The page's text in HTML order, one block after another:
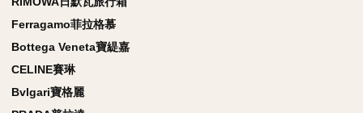
Ferragamo菲拉格慕
Bottega Veneta寶緹嘉
CELINE賽琳
Bvlgari寶格麗